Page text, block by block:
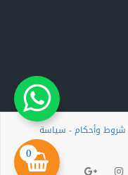
0
شروط وأحكام- سياسة